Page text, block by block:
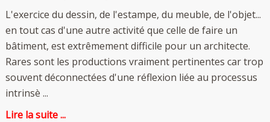
L'exercice du dessin, de l'estampe, du meuble, de l'objet...
en tout cas d'une autre activité que celle de faire un
bâtiment, est extrêmement difficile pour un architecte.
Rares sont les productions vraiment pertinentes car trop
souvent déconnectées d'une réflexion liée au processus
intrinsè ...
Lire la suite ...